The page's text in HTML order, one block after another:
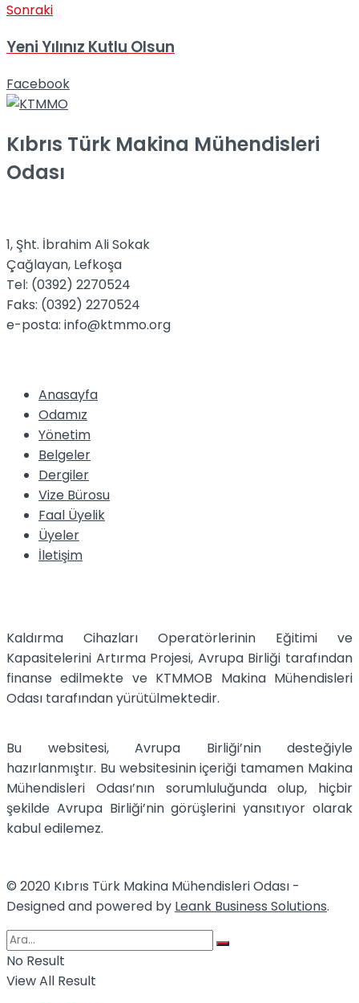
Sonraki
Yeni Yılınız Kutlu Olsun
Facebook
Kıbrıs Türk Makina Mühendisleri
Odası
1, Şht. İbrahim Ali Sokak
Çağlayan, Lefkoşa
Tel: (0392) 2270524
Faks: (0392) 2270524
e-posta: info@ktmmo.org
Anasayfa
Odamız
Yönetim
Belgeler
Dergiler
Vize Bürosu
Faal Üyelik
Üyeler
İletişim
Kaldırma Cihazları Operatörlerinin Eğitimi ve
Kapasitelerini Artırma Projesi, Avrupa Birliği tarafından
finanse edilmekte ve KTMMOB Makina Mühendisleri
Odası tarafından yürütülmektedir.
Bu websitesi, Avrupa Birliği’nin desteğiyle
hazırlanmıştır. Bu websitesinin içeriği tamamen Makina
Mühendisleri Odası’nın sorumluluğunda olup, hiçbir
şekilde Avrupa Birliği’nin görüşlerini yansıtıyor olarak
kabul edilemez.
© 2020 Kıbrıs Türk Makina Mühendisleri Odası -
Designed and powered by Leank Business Solutions.
No Result
View All Result